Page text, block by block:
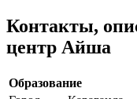
Контакты,
центр Айша
Образование